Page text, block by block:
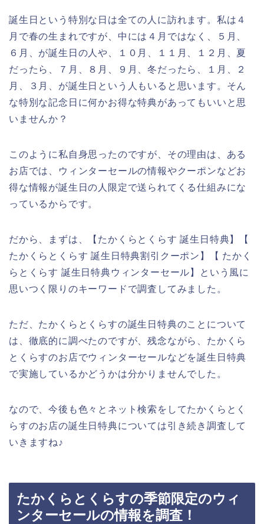
誕生日という特別な日は全ての人に訪れます。私は４
月で春の生まれですが、中には４月ではなく、５月、
６月、が誕生日の人や、１０月、１１月、１２月、夏
だったら、７月、８月、９月、冬だったら、１月、２
月、３月、が誕生日という人もいると思います。そん
な特別な記念日に何かお得な特典があってもいいと思
いませんか？
このように私自身思ったのですが、その理由は、ある
お店では、ウィンターセールの情報やクーポンなどお
得な情報が誕生日の人限定で送られてくる仕組みにな
っているからです。
だから、まずは、【たかくらとくらす 誕生日特典】【
たかくらとくらす 誕生日特典割引クーポン】【 たかく
らとくらす 誕生日特典ウィンターセール】という風に
思いつく限りのキーワードで調査してみました。
ただ、たかくらとくらすの誕生日特典のことについて
は、徹底的に調べたのですが、残念ながら、たかくら
とくらすのお店でウィンターセールなどを誕生日特典
で実施しているかどうかは分かりませんでした。
なので、今後も色々とネット検索をしてたかくらとく
らすのお店の誕生日特典については引き続き調査して
いきますね♪
たかくらとくらすの季節限定のウィ
ンターセールの情報を調査！